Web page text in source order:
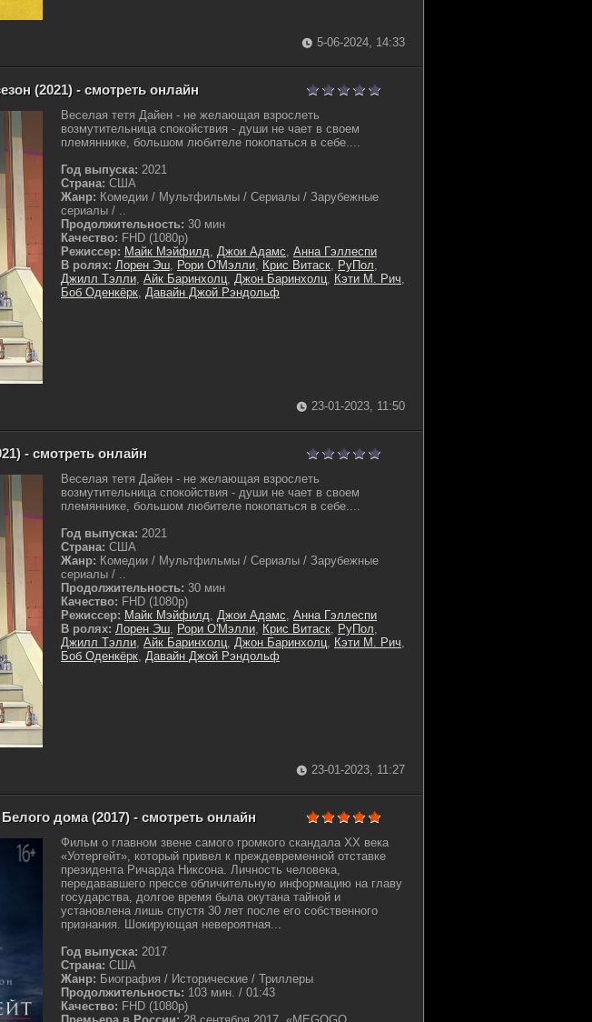
5-06-2024, 14:33
(2021) - смотреть онлайн
Веселая тетя Дайен - не желающая взрослеть
возмутительница спокойствия - души не чает в своем
племяннике, большом любителе покопаться в себе....
Год выпуска: 2021
Страна: США
Жанр: Комедии / Мультфильмы / Сериалы / Зарубежные
сериалы / ..
Продолжительность: 30 мин
Качество: FHD (1080p)
Режиссер: Майк Мэйфилд, Джои Адамс, Анна Гэллеспи
В ролях: Лорен Эш, Рори О'Мэлли, Крис Витаск, РуПол,
Джилл Тэлли, Айк Баринхолц, Джон Баринхолц, Кэти М. Рич,
Боб Оденкёрк, Давайн Джой Рэндольф
23-01-2023, 11:50
- смотреть онлайн
Веселая тетя Дайен - не желающая взрослеть
возмутительница спокойствия - души не чает в своем
племяннике, большом любителе покопаться в себе....
Год выпуска: 2021
Страна: США
Жанр: Комедии / Мультфильмы / Сериалы / Зарубежные
сериалы / ..
Продолжительность: 30 мин
Качество: FHD (1080p)
Режиссер: Майк Мэйфилд, Джои Адамс, Анна Гэллеспи
В ролях: Лорен Эш, Рори О'Мэлли, Крис Витаск, РуПол,
Джилл Тэлли, Айк Баринхолц, Джон Баринхолц, Кэти М. Рич,
Боб Оденкёрк, Давайн Джой Рэндольф
23-01-2023, 11:27
дома (2017) - смотреть онлайн
Фильм о главном звене самого громкого скандала ХХ века
«Уотергейт», который привел к преждевременной отставке
президента Ричарда Никсона. Личность человека,
передававшего прессе обличительную информацию на главу
государства, долгое время была окутана тайной и
установлена лишь спустя 30 лет после его собственного
признания. Шокирующая невероятная...
Год выпуска: 2017
Страна: США
Жанр: Биография / Исторические / Триллеры
Продолжительность: 103 мин. / 01:43
Качество: FHD (1080p)